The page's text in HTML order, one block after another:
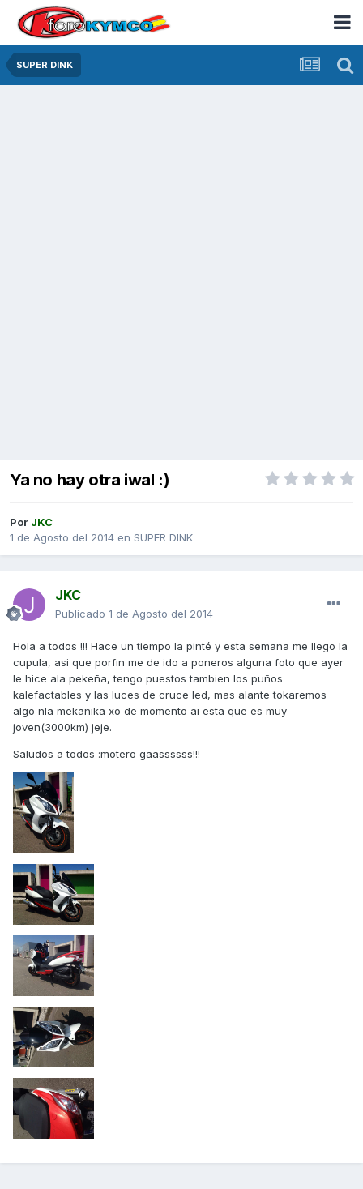
SUPER DINK
Ya no hay otra iwal :)
Por JKC
1 de Agosto del 2014 en SUPER DINK
JKC
Publicado 1 de Agosto del 2014
Hola a todos !!! Hace un tiempo la pinté y esta semana me llego la
cupula, asi que porfin me de ido a poneros alguna foto que ayer
le hice ala pekeña, tengo puestos tambien los puños
kalefactables y las luces de cruce led, mas alante tokaremos
algo nla mekanika xo de momento ai esta que es muy
joven(3000km) jeje.
Saludos a todos :motero gaassssss!!!